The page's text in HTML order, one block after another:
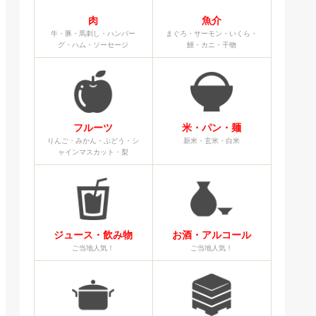
肉
牛・豚・馬刺し・ハンバー
グ・ハム・ソーセージ
魚介
まぐろ・サーモン・いくら・
鰻・カニ・干物
フルーツ
りんご・みかん・ぶどう・シ
ャインマスカット・梨
米・パン・麺
新米・玄米・白米
ジュース・飲み物
ご当地人気！
お酒・アルコール
ご当地人気！